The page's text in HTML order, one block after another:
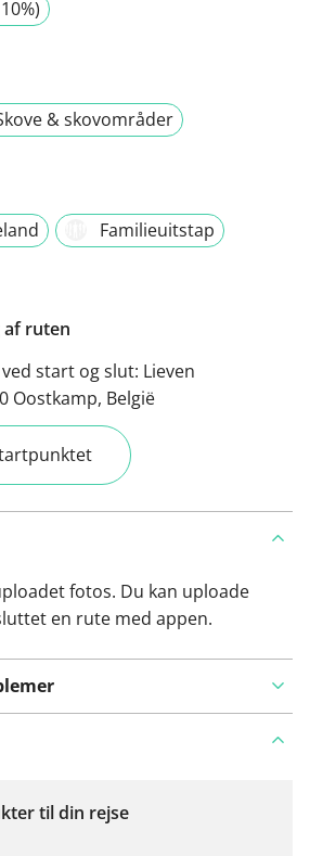
& skovområder
Familieuitstap
af ruten
start og slut: Lieven
Oostkamp, België
fotos. Du kan uploade
en rute med appen.
til din rejse